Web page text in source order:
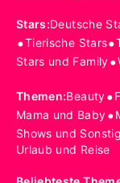
Stars:Deutsche
•Tierische Stars•
Stars und Family•
Themen:Beauty•
Mama und Baby•
Shows und
Urlaub und Reise